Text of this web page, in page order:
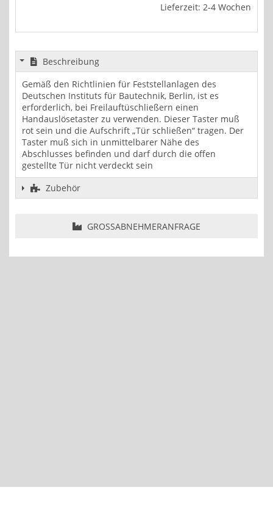
Lieferzeit: 2-4 Wochen
Beschreibung
Gemäß den Richtlinien für Feststellanlagen des
Deutschen Instituts für Bautechnik, Berlin, ist es
erforderlich, bei Freilauftüschließern einen
Handauslösetaster zu verwenden. Dieser Taster muß
rot sein und die Aufschrift „Tür schließen“ tragen. Der
Taster muß sich in unmittelbarer Nähe des
Abschlusses befinden und darf durch die offen
gestellte Tür nicht verdeckt sein
Zubehör
GROSSABNEHMERANFRAGE